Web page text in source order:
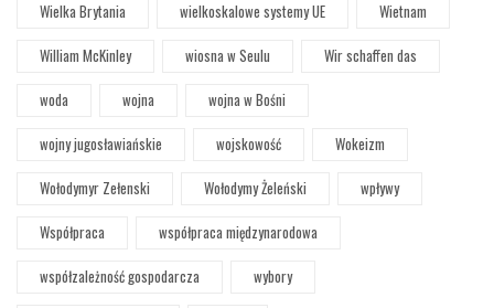
Wielka Brytania
wielkoskalowe systemy UE
Wietnam
William McKinley
wiosna w Seulu
Wir schaffen das
woda
wojna
wojna w Bośni
wojny jugosławiańskie
wojskowość
Wokeizm
Wołodymyr Zełenski
Wołodymy Żeleński
wpływy
Współpraca
współpraca międzynarodowa
współzależność gospodarcza
wybory